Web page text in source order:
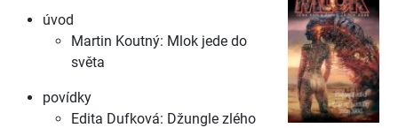
úvod
Martin Koutný: Mlok jede do
světa
povídky
Edita Dufková: Džungle zlého